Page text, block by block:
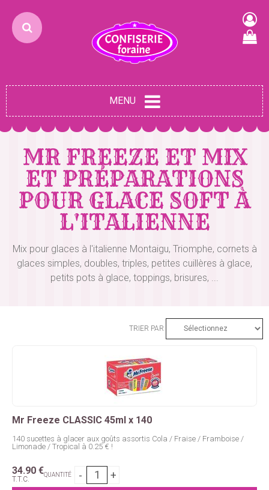
MENU
MR FREEZE ET MIX
ET PRÉPARATIONS
POUR GLACE SOFT À
L'ITALIENNE
Mix pour glaces à l'italienne Montaigu, Triomphe, cornets à
glaces simples, doubles, triples, petites cuillères à glace,
petits pots à glace, toppings, brisures, ...
TRIER PAR
Mr Freeze CLASSIC 45ml x 140
140 sucettes à glacer aux goûts assortis Cola / Fraise / Framboise /
Limonade / Tropical à 0.25 € !
34.90 €
T.T.C. QUANTITÉ